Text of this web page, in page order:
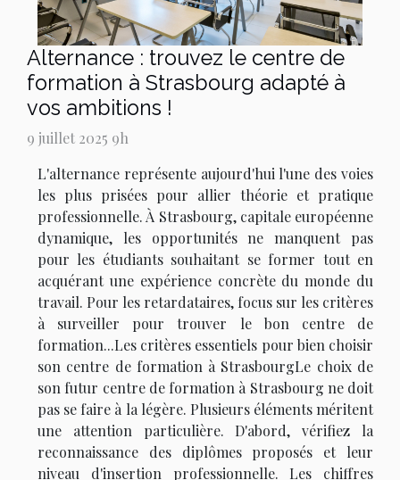
Alternance : trouvez le centre de
formation à Strasbourg adapté à
vos ambitions !
9 juillet 2025 9h
L'alternance représente aujourd'hui l'une des voies
les plus prisées pour allier théorie et pratique
professionnelle. À Strasbourg, capitale européenne
dynamique, les opportunités ne manquent pas
pour les étudiants souhaitant se former tout en
acquérant une expérience concrète du monde du
travail. Pour les retardataires, focus sur les critères
à surveiller pour trouver le bon centre de
formation...Les critères essentiels pour bien choisir
son centre de formation à StrasbourgLe choix de
son futur centre de formation à Strasbourg ne doit
pas se faire à la légère. Plusieurs éléments méritent
une attention particulière. D'abord, vérifiez la
reconnaissance des diplômes proposés et leur
niveau d'insertion professionnelle. Les chiffres